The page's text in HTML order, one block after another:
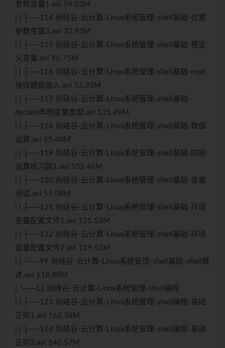
参数变量1.avi 54.03M
| | ├──114 尚硅谷-云计算-Linux系统管理-shell基础-位置
参数变量2.avi 70.93M
| | ├──115 尚硅谷-云计算-Linux系统管理-shell基础-预定
义变量.avi 96.75M
| | ├──116 尚硅谷-云计算-Linux系统管理-shell基础-read
接收键盘输入.avi 53.35M
| | ├──117 尚硅谷-云计算-Linux系统管理-shell基础-
declare声明变量类型.avi 135.49M
| | ├──118 尚硅谷-云计算-Linux系统管理-shell基础-数值
运算.avi 85.40M
| | ├──119 尚硅谷-云计算-Linux系统管理-shell基础-四则
运算练习题1.avi 105.46M
| | ├──120 尚硅谷-云计算-Linux系统管理-shell基础-变量
测试.avi 55.08M
| | ├──121 尚硅谷-云计算-Linux系统管理-shell基础-环境
变量配置文件1.avi 121.53M
| | ├──122 尚硅谷-云计算-Linux系统管理-shell基础-环境
变量配置文件2.avi 119.52M
| | └──99 尚硅谷-云计算-Linux系统管理-shell基础-shell概
述.avi 118.80M
| └──12 尚硅谷-云计算-Linux系统管理-shell编程
| | ├──123 尚硅谷-云计算-Linux系统管理-shell编程-基础
正则1.avi 162.38M
| | ├──124 尚硅谷-云计算-Linux系统管理-shell编程-基础
正则2.avi 140.57M